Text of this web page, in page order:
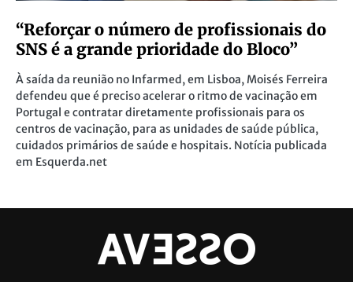
“Reforçar o número de profissionais do
SNS é a grande prioridade do Bloco”
À saída da reunião no Infarmed, em Lisboa, Moisés Ferreira
defendeu que é preciso acelerar o ritmo de vacinação em
Portugal e contratar diretamente profissionais para os
centros de vacinação, para as unidades de saúde pública,
cuidados primários de saúde e hospitais. Notícia publicada
em Esquerda.net